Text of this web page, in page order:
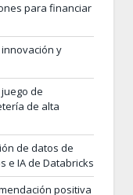
para financiar
y
de
de alta
de datos de
e IA de Databricks
positiva